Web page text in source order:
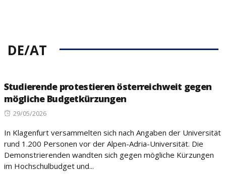
DE/AT
Studierende protestieren österreichweit gegen
mögliche Budgetkürzungen
Posted
29/05/2026
In Klagenfurt versammelten sich nach Angaben der Universität
rund 1.200 Personen vor der Alpen-Adria-Universität. Die
Demonstrierenden wandten sich gegen mögliche Kürzungen
im Hochschulbudget und...